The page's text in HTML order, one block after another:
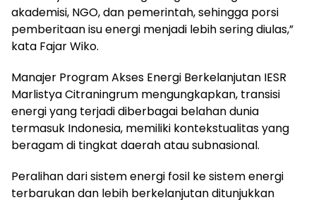
akademisi, NGO, dan pemerintah, sehingga porsi
pemberitaan isu energi menjadi lebih sering diulas,”
kata Fajar Wiko.
Manajer Program Akses Energi Berkelanjutan IESR
Marlistya Citraningrum mengungkapkan, transisi
energi yang terjadi diberbagai belahan dunia
termasuk Indonesia, memiliki kontekstualitas yang
beragam di tingkat daerah atau subnasional.
Peralihan dari sistem energi fosil ke sistem energi
terbarukan dan lebih berkelanjutan ditunjukkan